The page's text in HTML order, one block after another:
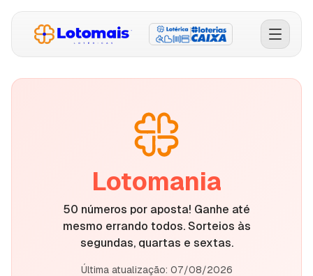
Comprar Bolões
Conferir Resultados
Faça seu Jogo
Como Funciona
Licenças e Transparência
Lotomania
50 números por aposta! Ganhe até
mesmo errando todos. Sorteios às
segundas, quartas e sextas.
Última atualização: 07/08/2026